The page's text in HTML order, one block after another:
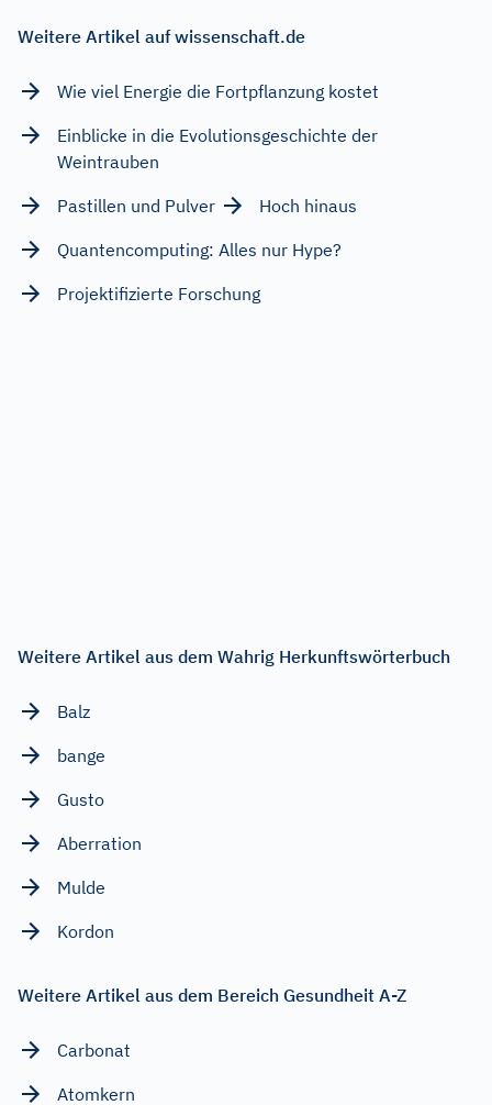
Weitere Artikel auf wissenschaft.de
Wie viel Energie die Fortpflanzung kostet
Einblicke in die Evolutionsgeschichte der
Weintrauben
Pastillen und Pulver
Hoch hinaus
Quantencomputing: Alles nur Hype?
Projektifizierte Forschung
Weitere Artikel aus dem Wahrig Herkunftswörterbuch
Balz
bange
Gusto
Aberration
Mulde
Kordon
Weitere Artikel aus dem Bereich Gesundheit A-Z
Carbonat
Atomkern